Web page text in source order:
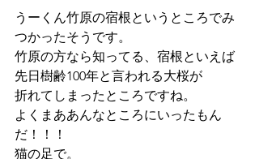
うーくん竹原の宿根というところでみ
つかったそうです。
竹原の方なら知ってる、宿根といえば
先日樹齢100年と言われる大桜が
折れてしまったところですね。
よくまああんなところにいったもん
だ！！！
猫の足で。